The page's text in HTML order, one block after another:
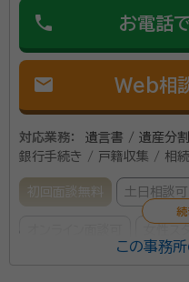
phone お電話
mail Web相
対応業務：
遺言書 / 遺産分
銀行手続き / 戸籍収集 / 相
初回面談無料 土日相談可
この事務